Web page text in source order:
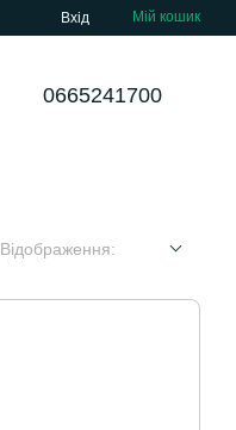
Вхід Мій кошик
0665241700
Відображення: